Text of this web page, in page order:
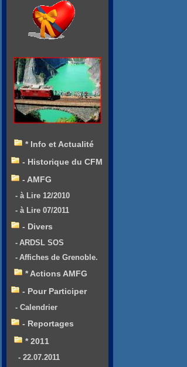
* Info et Actualité
- Historique du CFM
- AMFG
- à Lire 12/2010
- à Lire 07/2011
- Divers
- ARDSL SOS
- Affiches de Grenoble.
* Actions AMFG
- Pour Participer
- Calendrier
- Reportages
* 2011
- 22.07.2011